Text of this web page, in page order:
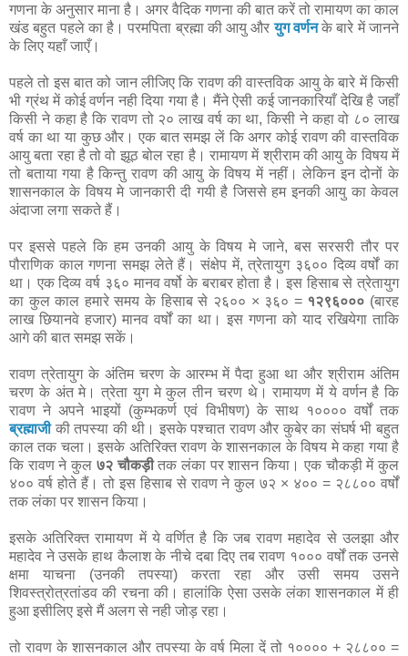
गणना के अनुसार माना है। अगर वैदिक गणना की बात करें तो रामायण का काल
खंड बहुत पहले का है। परमपिता ब्रह्मा की आयु औरयुग वर्णनके बारे में जानने
के लिए यहाँ जाएँ।
पहले तो इस बात को जान लीजिए कि रावण की वास्तविक आयु के बारे में किसी
भी ग्रंथ में कोई वर्णन नही दिया गया है। मैंने ऐसी कई जानकारियाँ देखि है जहाँ
किसी ने कहा है कि रावण तो २० लाख वर्ष का था, किसी ने कहा वो ८० लाख
वर्ष का था या कुछ और। एक बात समझ लें कि अगर कोई रावण की वास्तविक
आयु बता रहा है तो वो झूठ बोल रहा है। रामायण में श्रीराम की आयु के विषय में
तो बताया गया है किन्तु रावण की आयु के विषय में नहीं। लेकिन इन दोनों के
शासनकाल के विषय मे जानकारी दी गयी है जिससे हम इनकी आयु का केवल
अंदाजा लगा सकते हैं।
पर इससे पहले कि हम उनकी आयु के विषय मे जाने, बस सरसरी तौर पर
पौराणिक काल गणना समझ लेते हैं। संक्षेप में, त्रेतायुग ३६०० दिव्य वर्षों का
था। एक दिव्य वर्ष ३६० मानव वर्षो के बराबर होता है। इस हिसाब से त्रेतायुग
का कुल काल हमारे समय के हिसाब से २६०० × ३६० = १२९६००० (बारह
लाख छियानवे हजार) मानव वर्षों का था। इस गणना को याद रखियेगा ताकि
आगे की बात समझ सकें।
रावण त्रेतायुग के अंतिम चरण के आरम्भ में पैदा हुआ था और श्रीराम अंतिम
चरण के अंत मे। त्रेता युग मे कुल तीन चरण थे। रामायण में ये वर्णन है कि
रावण ने अपने भाइयों (कुम्भकर्ण एवं विभीषण) के साथ १०००० वर्षों तक
ब्रह्माजीकी तपस्या की थी। इसके पश्चात रावण और कुबेर का संघर्ष भी बहुत
काल तक चला। इसके अतिरिक्त रावण के शासनकाल के विषय मे कहा गया है
कि रावण ने कुल ७२ चौकड़ीतक लंका पर शासन किया। एक चौकड़ी में कुल
४०० वर्ष होते हैं। तो इस हिसाब से रावण ने कुल ७२ × ४०० = २८८०० वर्षों
तक लंका पर शासन किया।
इसके अतिरिक्त रामायण में ये वर्णित है कि जब रावण महादेव से उलझा और
महादेव ने उसके हाथ कैलाश के नीचे दबा दिए तब रावण १००० वर्षों तक उनसे
क्षमा याचना (उनकी तपस्या) करता रहा और उसी समय उसने
शिवस्त्रोत्रतांडव की रचना की। हालांकि ऐसा उसके लंका शासनकाल में ही
हुआ इसीलिए इसे मैं अलग से नही जोड़ रहा।
तो रावण के शासनकाल और तपस्या के वर्ष मिला दें तो १०००० + २८८०० =